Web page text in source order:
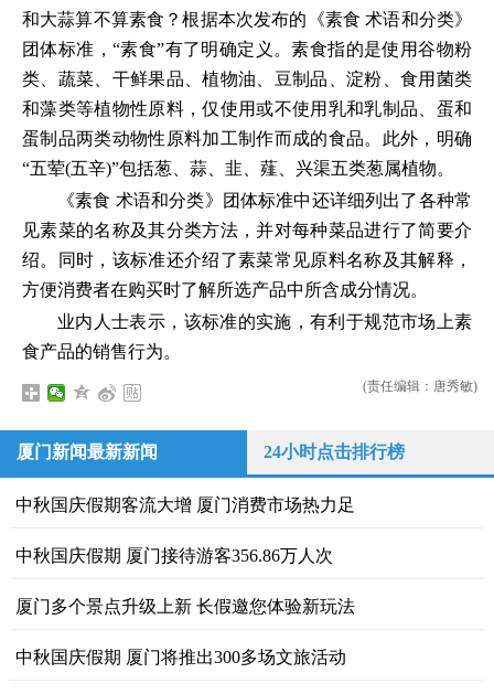
和大蒜算不算素食？根据本次发布的《素食 术语和分类》
团体标准，“素食”有了明确定义。素食指的是使用谷物粉
类、蔬菜、干鲜果品、植物油、豆制品、淀粉、食用菌类
和藻类等植物性原料，仅使用或不使用乳和乳制品、蛋和
蛋制品两类动物性原料加工制作而成的食品。此外，明确
“五荤(五辛)”包括葱、蒜、韭、薤、兴渠五类葱属植物。
《素食 术语和分类》团体标准中还详细列出了各种常
见素菜的名称及其分类方法，并对每种菜品进行了简要介
绍。同时，该标准还介绍了素菜常见原料名称及其解释，
方便消费者在购买时了解所选产品中所含成分情况。
业内人士表示，该标准的实施，有利于规范市场上素
食产品的销售行为。
(责任编辑：唐秀敏)
厦门新闻最新新闻 24小时点击排行榜
中秋国庆假期客流大增 厦门消费市场热力足
中秋国庆假期 厦门接待游客356.86万人次
厦门多个景点升级上新 长假邀您体验新玩法
中秋国庆假期 厦门将推出300多场文旅活动